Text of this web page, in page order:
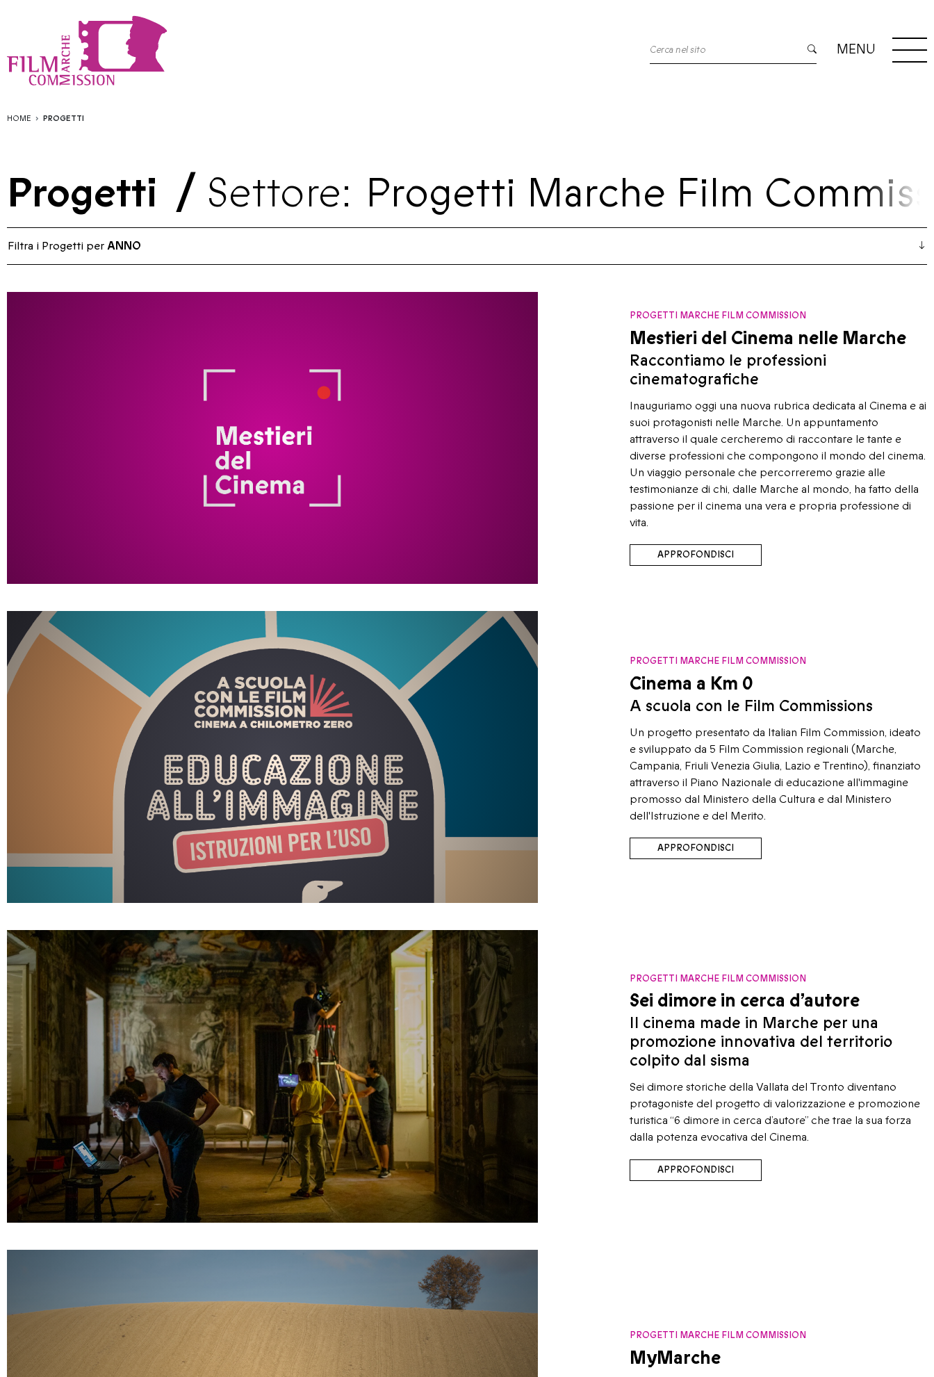
MENU
HOME PROGETTI
Progetti / Settore: Progetti Marche Film
Filtra i Progetti perANNO
PROGETTI MARCHE FILM COMMISSION
Mestieri del Cinema nelle Marche
Raccontiamo le professioni
cinematografiche
Inauguriamo oggi una nuova rubrica dedicata al Cinema e ai
suoi protagonisti nelle Marche. Un appuntamento
attraverso il quale cercheremo di raccontare le tante e
diverse professioni che compongono il mondo del cinema.
Un viaggio personale che percorreremo grazie alle
testimonianze di chi, dalle Marche al mondo, ha fatto della
passione per il cinema una vera e propria professione di
vita.
APPROFONDISCI
PROGETTI MARCHE FILM COMMISSION
Cinema a Km 0
A scuola con le Film Commissions
Un progetto presentato da Italian Film Commission, ideato
e sviluppato da 5 Film Commission regionali (Marche,
Campania, Friuli Venezia Giulia, Lazio e Trentino), finanziato
attraverso il Piano Nazionale di educazione all'immagine
promosso dal Ministero della Cultura e dal Ministero
dell'Istruzione e del Merito.
APPROFONDISCI
PROGETTI MARCHE FILM COMMISSION
Sei dimore in cerca d’autore
Il cinema made in Marche per una
promozione innovativa del territorio
colpito dal sisma
Sei dimore storiche della Vallata del Tronto diventano
protagoniste del progetto di valorizzazione e promozione
turistica “6 dimore in cerca d’autore” che trae la sua forza
dalla potenza evocativa del Cinema.
APPROFONDISCI
PROGETTI MARCHE FILM COMMISSION
MyMarche